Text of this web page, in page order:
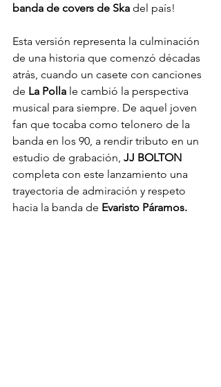
banda de covers de Ska del país!
Esta versión representa la culminación
de una historia que comenzó décadas
atrás, cuando un casete con canciones
de La Polla le cambió la perspectiva
musical para siempre. De aquel joven
fan que tocaba como telonero de la
banda en los 90, a rendir tributo en un
estudio de grabación, JJ BOLTON
completa con este lanzamiento una
trayectoria de admiración y respeto
hacia la banda de Evaristo Páramos.